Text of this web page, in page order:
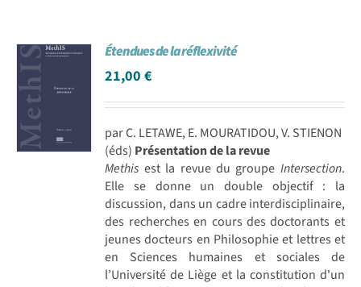
Étendues de la réflexivité
21,00€
par C. LETAWE, E. MOURATIDOU, V. STIENON
(éds) Présentation de la revue
Methis est la revue du groupe Intersection.
Elle se donne un double objectif : la
discussion, dans un cadre interdisciplinaire,
des recherches en cours des doctorants et
jeunes docteurs en Philosophie et lettres et
en Sciences humaines et sociales de
l’Université de Liège et la constitution d'un